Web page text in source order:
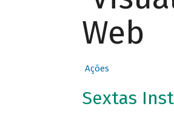
Web
Ações
Sextas